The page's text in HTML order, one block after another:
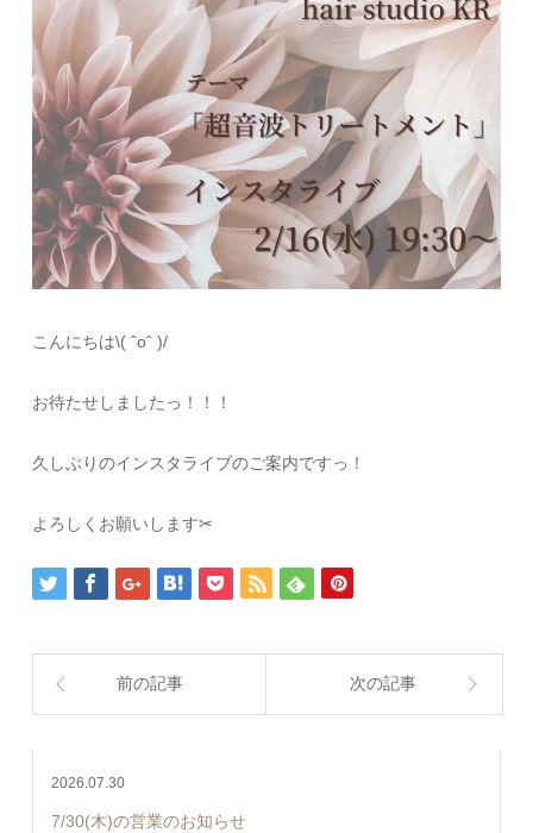
こんにちは\( ˆoˆ )/
お待たせしましたっ！！！
久しぶりのインスタライブのご案内ですっ！
よろしくお願いします✂︎
前の記事 次の記事
2026.07.30
7/30(木)の営業のお知らせ